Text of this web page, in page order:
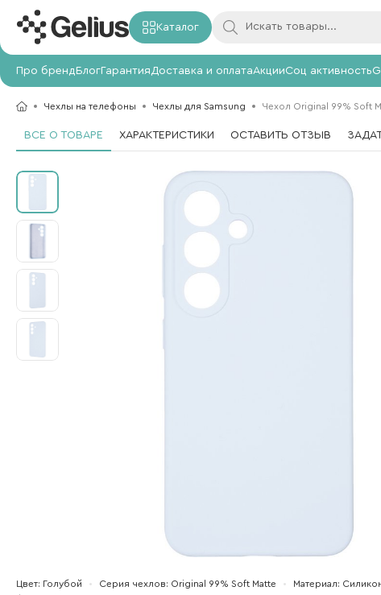
Каталог
Про брендБлогГарантия Доставка и оплатаАкцииСоц активность
Чехлы на телефоны Чехлы для Samsung Чехол Original 99% Soft
ВСЕ О ТОВАРЕ ХАРАКТЕРИСТИКИ ОСТАВИТЬ ОТЗЫВ
Цвет Голубой Серия чехлов Original 99% Soft Matte Материал